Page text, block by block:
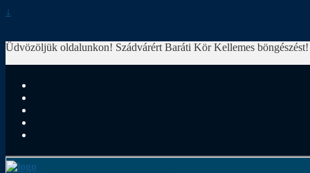
↓
Üdvözöljük oldalunkon! Szádvárért Baráti Kör Kellemes